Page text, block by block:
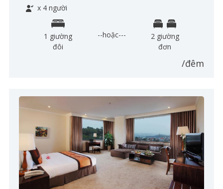
x 4 người
1 giường
đôi
--hoặc---
2 giường
đơn
/đêm